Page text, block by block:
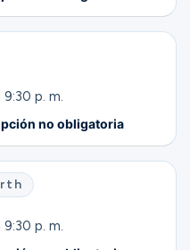
p. m.
no obligatoria
p. m.